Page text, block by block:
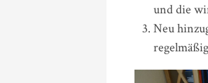
und die
Neu